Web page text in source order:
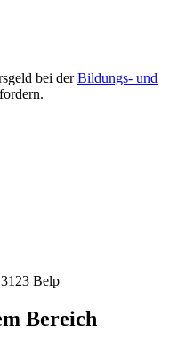
bei derBildungs- und
Belp
Bereich